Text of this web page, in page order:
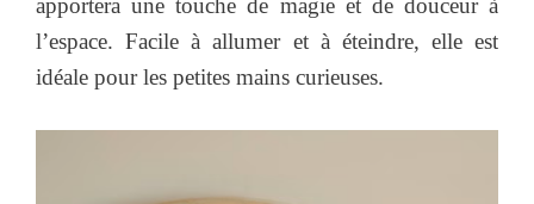
apportera une touche de magie et de douceur à
l’espace. Facile à allumer et à éteindre, elle est
idéale pour les petites mains curieuses.